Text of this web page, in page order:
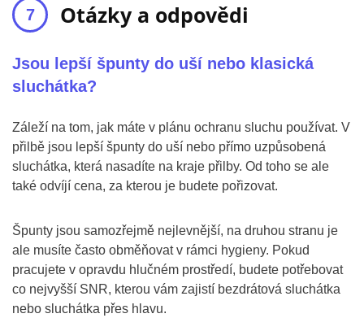
Otázky a odpovědi
Jsou lepší špunty do uší nebo klasická
sluchátka?
Záleží na tom, jak máte v plánu ochranu sluchu používat. V
přilbě jsou lepší špunty do uší nebo přímo uzpůsobená
sluchátka, která nasadíte na kraje přilby. Od toho se ale
také odvíjí cena, za kterou je budete pořizovat.
Špunty jsou samozřejmě nejlevnější, na druhou stranu je
ale musíte často obměňovat v rámci hygieny. Pokud
pracujete v opravdu hlučném prostředí, budete potřebovat
co nejvyšší SNR, kterou vám zajistí bezdrátová sluchátka
nebo sluchátka přes hlavu.